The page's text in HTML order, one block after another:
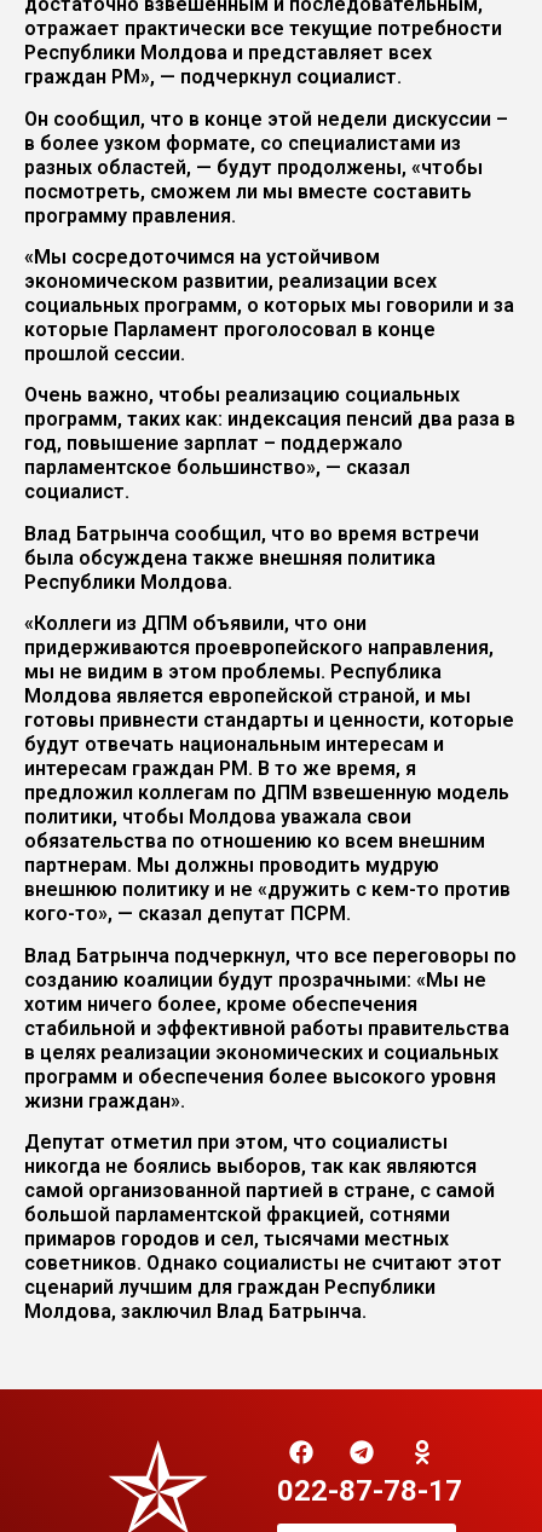
отражает практически все текущие потребности
Республики Молдова и представляет всех
граждан РМ», — подчеркнул социалист.
Он сообщил, что в конце этой недели дискуссии –
в более узком формате, со специалистами из
разных областей, — будут продолжены, «чтобы
посмотреть, сможем ли мы вместе составить
программу правления.
«Мы сосредоточимся на устойчивом
экономическом развитии, реализации всех
социальных программ, о которых мы говорили и за
которые Парламент проголосовал в конце
прошлой сессии.
Очень важно, чтобы реализацию социальных
программ, таких как: индексация пенсий два раза в
год, повышение зарплат – поддержало
парламентское большинство», — сказал
социалист.
Влад Батрынча сообщил, что во время встречи
была обсуждена также внешняя политика
Республики Молдова.
«Коллеги из ДПМ объявили, что они
придерживаются проевропейского направления,
мы не видим в этом проблемы. Республика
Молдова является европейской страной, и мы
готовы привнести стандарты и ценности, которые
будут отвечать национальным интересам и
интересам граждан РМ. В то же время, я
предложил коллегам по ДПМ взвешенную модель
политики, чтобы Молдова уважала свои
обязательства по отношению ко всем внешним
партнерам. Мы должны проводить мудрую
внешнюю политику и не «дружить с кем-то против
кого-то», — сказал депутат ПСРМ.
Влад Батрынча подчеркнул, что все переговоры по
созданию коалиции будут прозрачными: «Мы не
хотим ничего более, кроме обеспечения
стабильной и эффективной работы правительства
в целях реализации экономических и социальных
программ и обеспечения более высокого уровня
жизни граждан».
Депутат отметил при этом, что социалисты
никогда не боялись выборов, так как являются
самой организованной партией в стране, с самой
большой парламентской фракцией, сотнями
примаров городов и сел, тысячами местных
советников. Однако социалисты не считают этот
сценарий лучшим для граждан Республики
Молдова, заключил Влад Батрынча.
022-87-78-17